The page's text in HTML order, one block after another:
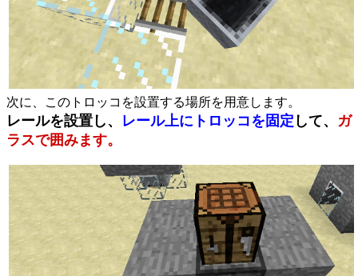
次に、このトロッコを設置する場所を用意します。
レールを設置し、 レール上にトロッコを固定 して、 ガ
ラスで囲みます。